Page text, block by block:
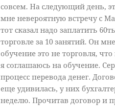
совсем. На следующий день,
мне невероятную встречу с
тот сказал надо заплатить
торговле за 10 занятий. Он
обучение это не торговля,
я соглашаюсь на обучение.
процесс перевода денег.
еще удивилась, у них
неделю. Прочитав договор и